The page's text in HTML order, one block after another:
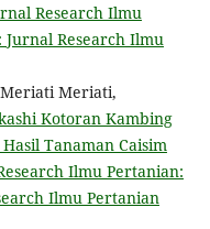
Research Ilmu
Jurnal Research Ilmu
Meriati,
Kotoran Kambing
Tanaman Caisim
Ilmu Pertanian:
Ilmu Pertanian